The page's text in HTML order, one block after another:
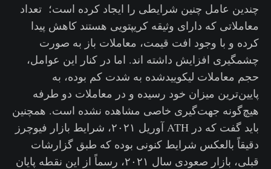
چندین عامل چنین شرایطی را ایجاد کرده است؛ تعداد
معاملاتی که دارای وثیقه کریپتویی هستند کاهش پیدا
کرده و با وجود افت قیمت، معاملات باز به صورت
چشمگیری افزایش داشته اند. اما در کنار این عوامل،
حجم معاملات لیکوییدشده به شدت کم بوده، به
پایین‌ترین میزان خود رسیده و در معاملات دو طرفه
هیچ‌گونه جهت‌گیری خاصی مشاهده نشده است. همچنین
باید گفت که در ATH آوریل ۲۰۲۱، شرایط بازار فیوچرز
دقیقاً بالعکس شرایط کنونی بوده که طبق گزارشات
قبلی، بازار صعودی سال ۲۰۲۱، رسماً از این نقطه پایان